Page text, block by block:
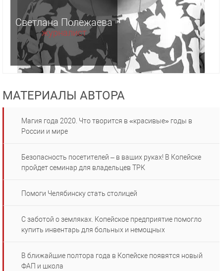
Светлана Полежаева
журналист
МАТЕРИАЛЫ АВТОРА
Магия года 2020. Что творится в «красивые» годы в
России и мире
Безопасность посетителей – в ваших руках! В Копейске
пройдет семинар для владельцев ТРК
Помоги Челябинску стать столицей
С заботой о земляках. Копейское предприятие помогло
купить инвентарь для больных и немощных
В ближайшие полтора года в Копейске появятся новый
ФАП и школа